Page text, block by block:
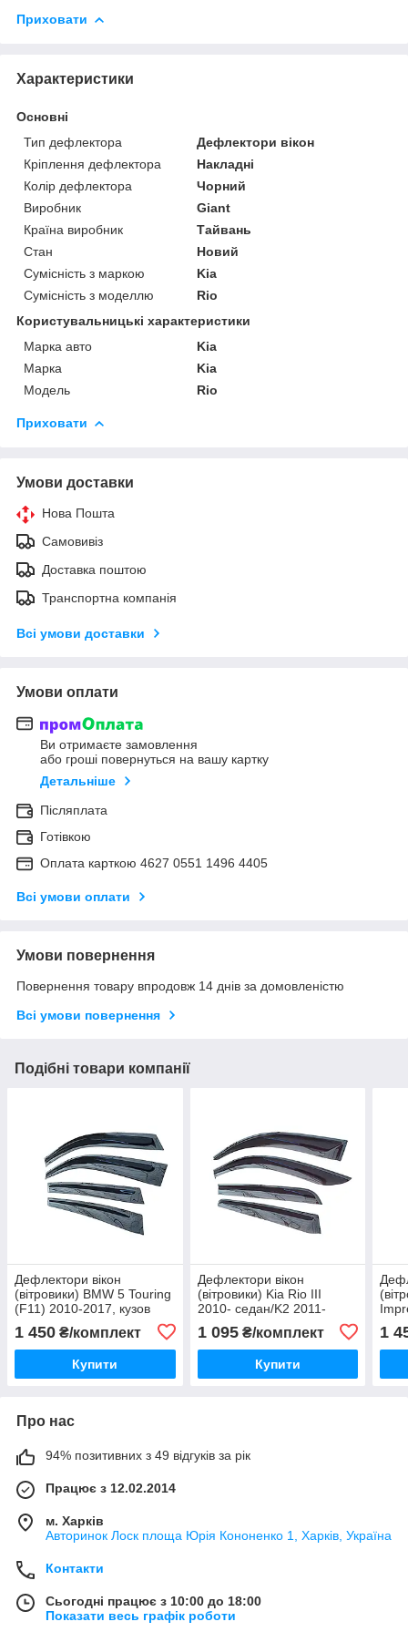
Приховати
Характеристики
Основні
Тип дефлектора
Дефлектори вікон
Кріплення дефлектора
Накладні
Колір дефлектора
Чорний
Виробник
Giant
Країна виробник
Тайвань
Стан
Новий
Сумісність з маркою
Kia
Сумісність з моделлю
Rio
Користувальницькі характеристики
Марка авто
Kia
Марка
Kia
Модель
Rio
Приховати
Умови доставки
Нова Пошта
Самовивіз
Доставка поштою
Транспортна компанія
Всі умови доставки
Умови оплати
Ви отримаєте замовлення
або гроші повернуться на вашу картку
Детальніше
Післяплата
Готівкою
Оплата карткою 4627 0551 1496 4405
Всі умови оплати
Умови повернення
Повернення товару впродовж 14 днів за домовленістю
Всі умови повернення
Подібні товари компанії
Дефлектори вікон
(вітровики) BMW 5 Touring
(F11) 2010-2017, кузов
універсал, комплект 4 шт.,
"VL-STAR"
1 450 ₴/комплект
Купити
Дефлектори вікон
(вітровики) Kia Rio III
2010- седан/K2 2011-
"VL-Tuning"
1 095₴/комплект
Купити
1
Про нас
94% позитивних з 49 відгуків за рік
Працює з 12.02.2014
м. Харків
Авторинок Лоск площа Юрія Кононенко 1, Харків, Україна
Контакти
Сьогодні працює з 10:00 до 18:00
Показати весь графік роботи